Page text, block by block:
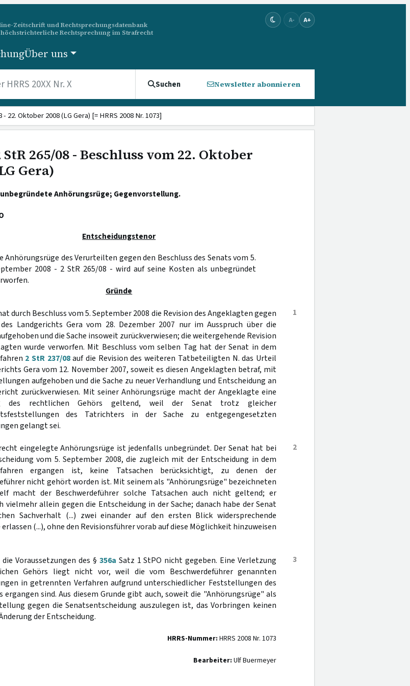
Zeitschrift und Rechtsprechungsdatenbank
Rechtsprechung im Strafrecht
A- A+
Über uns
Suchen Newsletter abonnieren
- 22. Oktober 2008 (LG Gera) [= HRRS 2008 Nr. 1073]
StR 265/08 - Beschluss vom 22. Oktober
Gera)
Anhörungsrüge; Gegenvorstellung.
Entscheidungstenor
Anhörungsrüge des Verurteilten gegen den Beschluss des Senats vom 5.
2008 - 2 StR 265/08 - wird auf seine Kosten als unbegründet
Gründe
1
durch Beschluss vom 5. September 2008 die Revision des Angeklagten gegen
Landgerichts Gera vom 28. Dezember 2007 nur im Ausspruch über die
und die Sache insoweit zurückverwiesen; die weitergehende Revision
wurde verworfen. Mit Beschluss vom selben Tag hat der Senat in dem
2 StR 237/08auf die Revision des weiteren Tatbeteiligten N. das Urteil
Gera vom 12. November 2007, soweit es diesen Angeklagten betraf, mit
aufgehoben und die Sache zu neuer Verhandlung und Entscheidung an
zurückverwiesen. Mit seiner Anhörungsrüge macht der Angeklagte eine
des rechtlichen Gehörs geltend, weil der Senat trotz gleicher
des Tatrichters in der Sache zu entgegengesetzten
gelangt sei.
2
eingelegte Anhörungsrüge ist jedenfalls unbegründet. Der Senat hat bei
vom 5. September 2008, die zugleich mit der Entscheidung in dem
ergangen ist, keine Tatsachen berücksichtigt, zu denen der
nicht gehört worden ist. Mit seinem als "Anhörungsrüge" bezeichneten
macht der Beschwerdeführer solche Tatsachen auch nicht geltend; er
vielmehr allein gegen die Entscheidung in der Sache; danach habe der Senat
Sachverhalt (...) zwei einander auf den ersten Blick widersprechende
erlassen (...), ohne den Revisionsführer vorab auf diese Möglichkeit hinzuweisen
3
Voraussetzungen des § 356a Satz 1 StPO nicht gegeben. Eine Verletzung
Gehörs liegt nicht vor, weil die vom Beschwerdeführer genannten
in getrennten Verfahren aufgrund unterschiedlicher Feststellungen des
ergangen sind. Aus diesem Grunde gibt auch, soweit die "Anhörungsrüge" als
gegen die Senatsentscheidung auszulegen ist, das Vorbringen keinen
der Entscheidung.
HRRS-Nummer: HRRS 2008 Nr. 1073
Bearbeiter: Ulf Buermeyer